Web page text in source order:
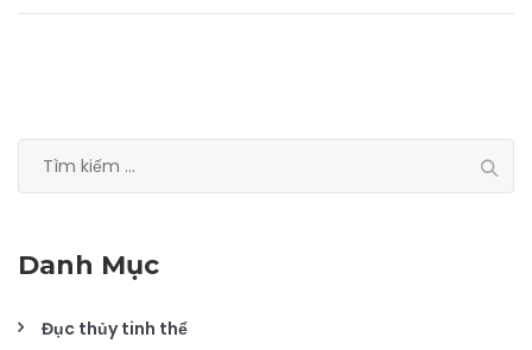
kiếm
Danh Mục
Đục thủy tinh thể